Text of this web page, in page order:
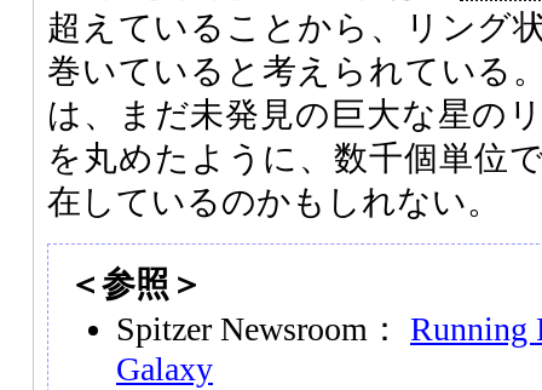
超えていることから、リング
巻いていると考えられている
は、まだ未発見の巨大な星の
を丸めたように、数千個単位
在しているのかもしれない。
＜参照＞
Spitzer Newsroom： Running
Galaxy